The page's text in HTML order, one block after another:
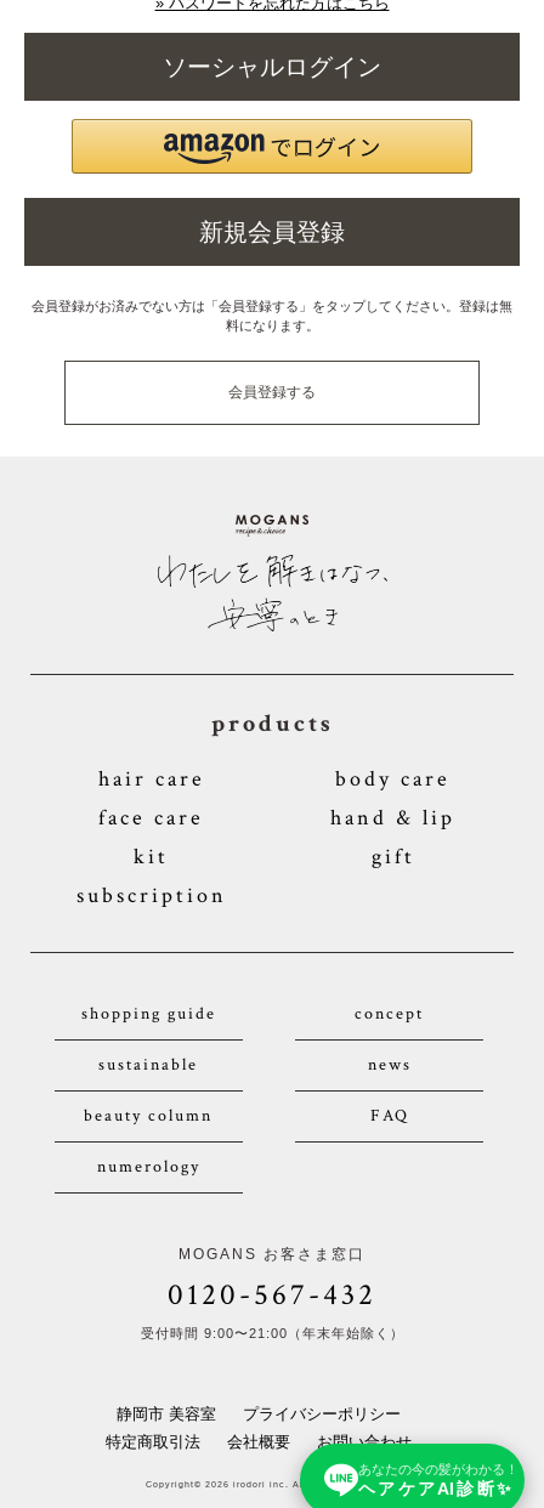
あなたの今の髪がわかる！
ヘアケアAI診断✨
ソーシャルログイン
新規会員登録
会員登録がお済みでない方は「会員登録する」をタップしてください。登録は無
料になります。
会員登録する
products
hair care
body care
face care
hand & lip
kit
gift
subscription
shopping guide concept
sustainable news
beauty column FAQ
numerology
MOGANS お客さま窓口
0120-567-432
受付時間 9:00〜21:00（年末年始除く）
静岡市 美容室
プライバシーポリシー
特定商取引法
会社概要 お問い合わせ
Copyright© 2026 irodori inc. All Rights Reserved.